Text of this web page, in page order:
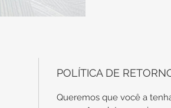
tem
ajuda a
POLÍTICA DE
Queremos que você a